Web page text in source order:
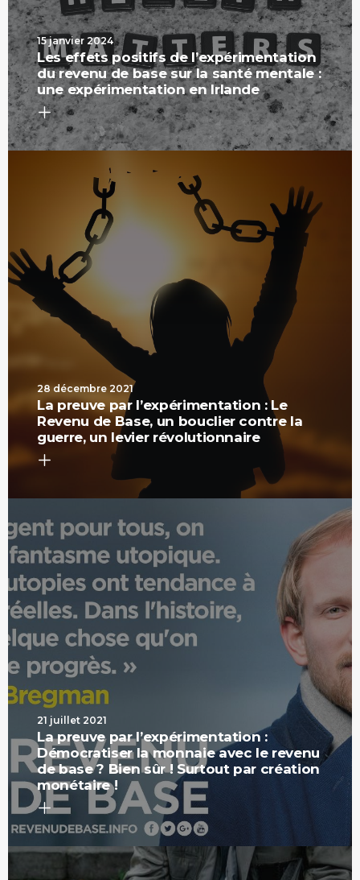
15 janvier 2024
Les effets positifs de l’expérimentation
du revenu de base sur la santé mentale :
une expérimentation en Irlande
28 décembre 2021
La preuve par l’expérimentation : Le
Revenu de Base, un bouclier contre la
guerre, un levier révolutionnaire
21 juillet 2021
La preuve par l’expérimentation :
Démocratiser la monnaie avec le revenu
de base ? Bien sûr ! Surtout par création
monétaire !